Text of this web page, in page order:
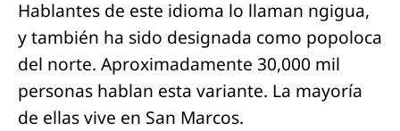
Hablantes de este idioma lo llaman ngigua,
y también ha sido designada como popoloca
del norte. Aproximadamente 30,000 mil
personas hablan esta variante. La mayoría
de ellas vive en San Marcos.